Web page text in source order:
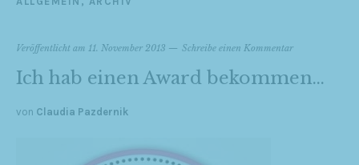
Veröffentlicht am 11. November 2013 Schreibe einen Kommentar
Ich hab einen Award bekommen…
von Claudia Pazdernik